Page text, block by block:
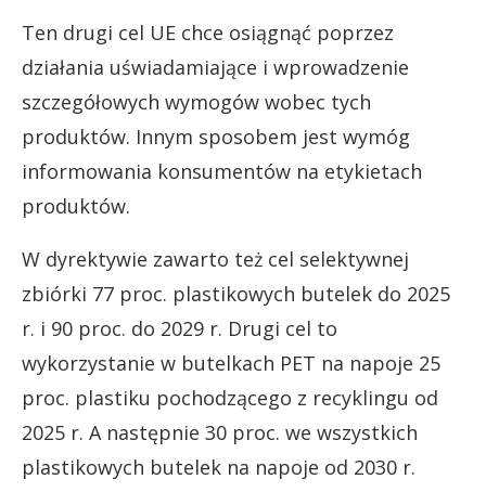
Ten drugi cel UE chce osiągnąć poprzez
działania uświadamiające i wprowadzenie
szczegółowych wymogów wobec tych
produktów. Innym sposobem jest wymóg
informowania konsumentów na etykietach
produktów.
W dyrektywie zawarto też cel selektywnej
zbiórki 77 proc. plastikowych butelek do 2025
r. i 90 proc. do 2029 r. Drugi cel to
wykorzystanie w butelkach PET na napoje 25
proc. plastiku pochodzącego z recyklingu od
2025 r. A następnie 30 proc. we wszystkich
plastikowych butelek na napoje od 2030 r.